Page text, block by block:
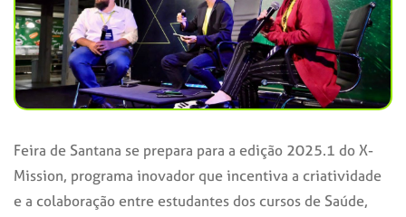
Feira de Santana se prepara para a edição 2025.1 do X-
Mission, programa inovador que incentiva a criatividade
e a colaboração entre estudantes dos cursos de Saúde,